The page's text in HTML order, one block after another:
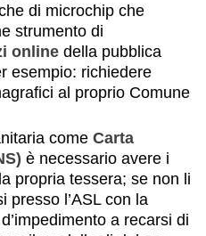
di microchip che
strumento di
online della pubblica
esempio: richiedere
al proprio Comune
come Carta
è necessario avere i
propria tessera; se non li
presso l’ASL con la
a recarsi di